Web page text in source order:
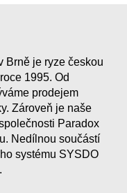
Brně je ryze českou
1995. Od
prodejem
Zároveň je naše
Paradox
Nedílnou součástí
systému SYSDO